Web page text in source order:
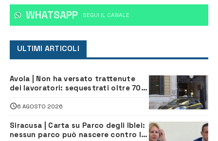
WHATSAPP ‎SEGUI IL CANALE
ULTIMI ARTICOLI
Avola | Non ha versato trattenute
dei lavoratori: sequestrati oltre 700
climatizzazione
6 AGOSTO 2026
Siracusa | Carta su Parco degli Iblei:
nessun parco può nascere contro le